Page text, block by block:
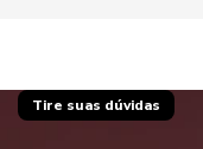
Tire suas dúvidas